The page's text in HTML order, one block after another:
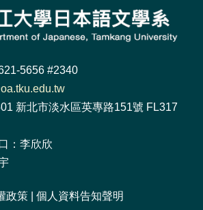
5656 #2340
新北市淡水區英專路151號 FL317
：李欣欣
政策 個人資料告知聲明